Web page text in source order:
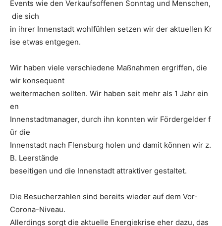
Events wie den Verkaufsoffenen Sonntag und Menschen,
die sich
in ihrer Innenstadt wohlfühlen setzen wir der aktuellen Kr
ise etwas entgegen.
Wir haben viele verschiedene Maßnahmen ergriffen, die
wir konsequent
weitermachen sollten. Wir haben seit mehr als 1 Jahr ein
en
Innenstadtmanager, durch ihn konnten wir Fördergelder f
ür die
Innenstadt nach Flensburg holen und damit können wir z.
B. Leerstände
beseitigen und die Innenstadt attraktiver gestaltet.
Die Besucherzahlen sind bereits wieder auf dem Vor-
Corona-Niveau.
Allerdings sorgt die aktuelle Energiekrise eher dazu, das